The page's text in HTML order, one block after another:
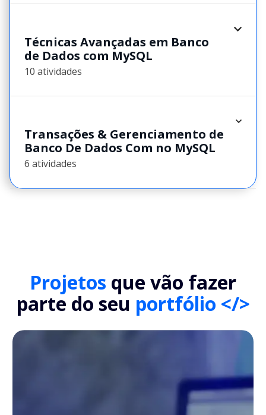
Técnicas Avançadas em Banco
de Dados com MySQL
10 atividades
Transações & Gerenciamento de
Banco De Dados Com no MySQL
6 atividades
Projetos que vão fazer
parte do seu portfólio </>